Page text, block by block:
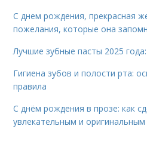
С днем рождения, прекрасная
пожелания, которые она
Лучшие зубные пасты 2025
Гигиена зубов и полости рта:
правила
С днём рождения в прозе: как
увлекательным и оригинальным